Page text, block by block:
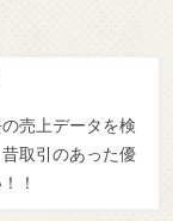
売上データを検
取引のあった優
！